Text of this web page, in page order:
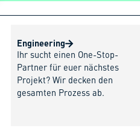
Engineering
Ihr sucht einen One-Stop-
Partner für euer nächstes
Projekt? Wir decken den
gesamten Prozess ab.